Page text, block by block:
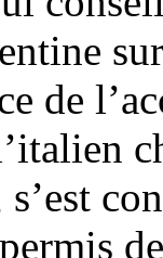
de
s’est